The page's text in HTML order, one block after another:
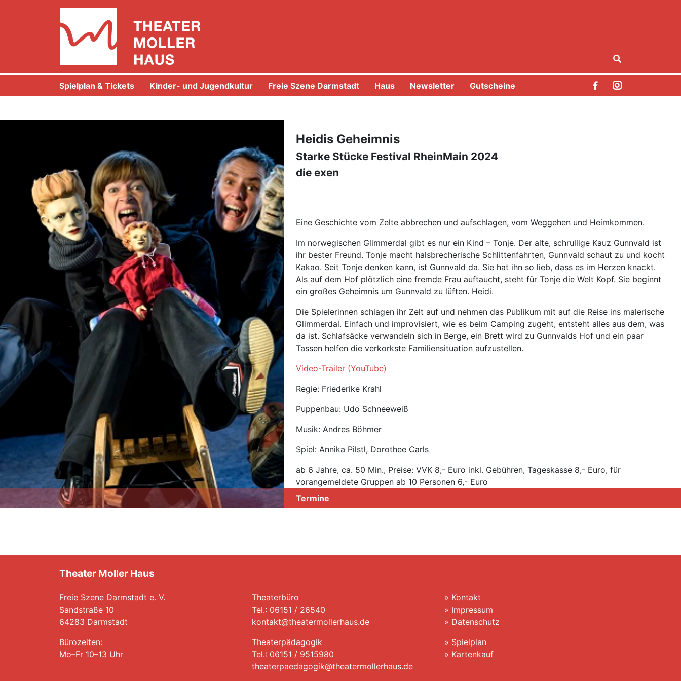
Spielplan & Tickets Kinder- und Jugendkultur Freie Szene Darmstadt Haus Newsletter Gutscheine
Heidis Geheimnis
Starke Stücke Festival RheinMain 2024
die exen
Eine Geschichte vom Zelte abbrechen und aufschlagen, vom Weggehen und Heimkommen.
Im norwegischen Glimmerdal gibt es nur ein Kind – Tonje. Der alte, schrullige Kauz Gunnvald ist
ihr bester Freund. Tonje macht halsbrecherische Schlittenfahrten, Gunnvald schaut zu und kocht
Kakao. Seit Tonje denken kann, ist Gunnvald da. Sie hat ihn so lieb, dass es im Herzen knackt.
Als auf dem Hof plötzlich eine fremde Frau auftaucht, steht für Tonje die Welt Kopf. Sie beginnt
ein großes Geheimnis um Gunnvald zu lüften. Heidi.
Die Spielerinnen schlagen ihr Zelt auf und nehmen das Publikum mit auf die Reise ins malerische
Glimmerdal. Einfach und improvisiert, wie es beim Camping zugeht, entsteht alles aus dem, was
da ist. Schlafsäcke verwandeln sich in Berge, ein Brett wird zu Gunnvalds Hof und ein paar
Tassen helfen die verkorkste Familiensituation aufzustellen.
Video-Trailer (YouTube)
Regie: Friederike Krahl
Puppenbau: Udo Schneeweiß
Musik: Andres Böhmer
Spiel: Annika Pilstl, Dorothee Carls
ab 6 Jahre, ca. 50 Min., Preise: VVK 8,- Euro inkl. Gebühren, Tageskasse 8,- Euro, für
vorangemeldete Gruppen ab 10 Personen 6,- Euro
Termine
Theater Moller Haus
Freie Szene Darmstadt e. V.
Sandstraße 10
64283 Darmstadt
Bürozeiten:
Mo–Fr 10–13 Uhr
Theaterbüro
Tel.: 06151 / 26540
kontakt@theatermollerhaus.de
Theaterpädagogik
Tel.: 06151 / 9515980
theaterpaedagogik@theatermollerhaus.de
» Kontakt
» Impressum
» Datenschutz
» Spielplan
» Kartenkauf